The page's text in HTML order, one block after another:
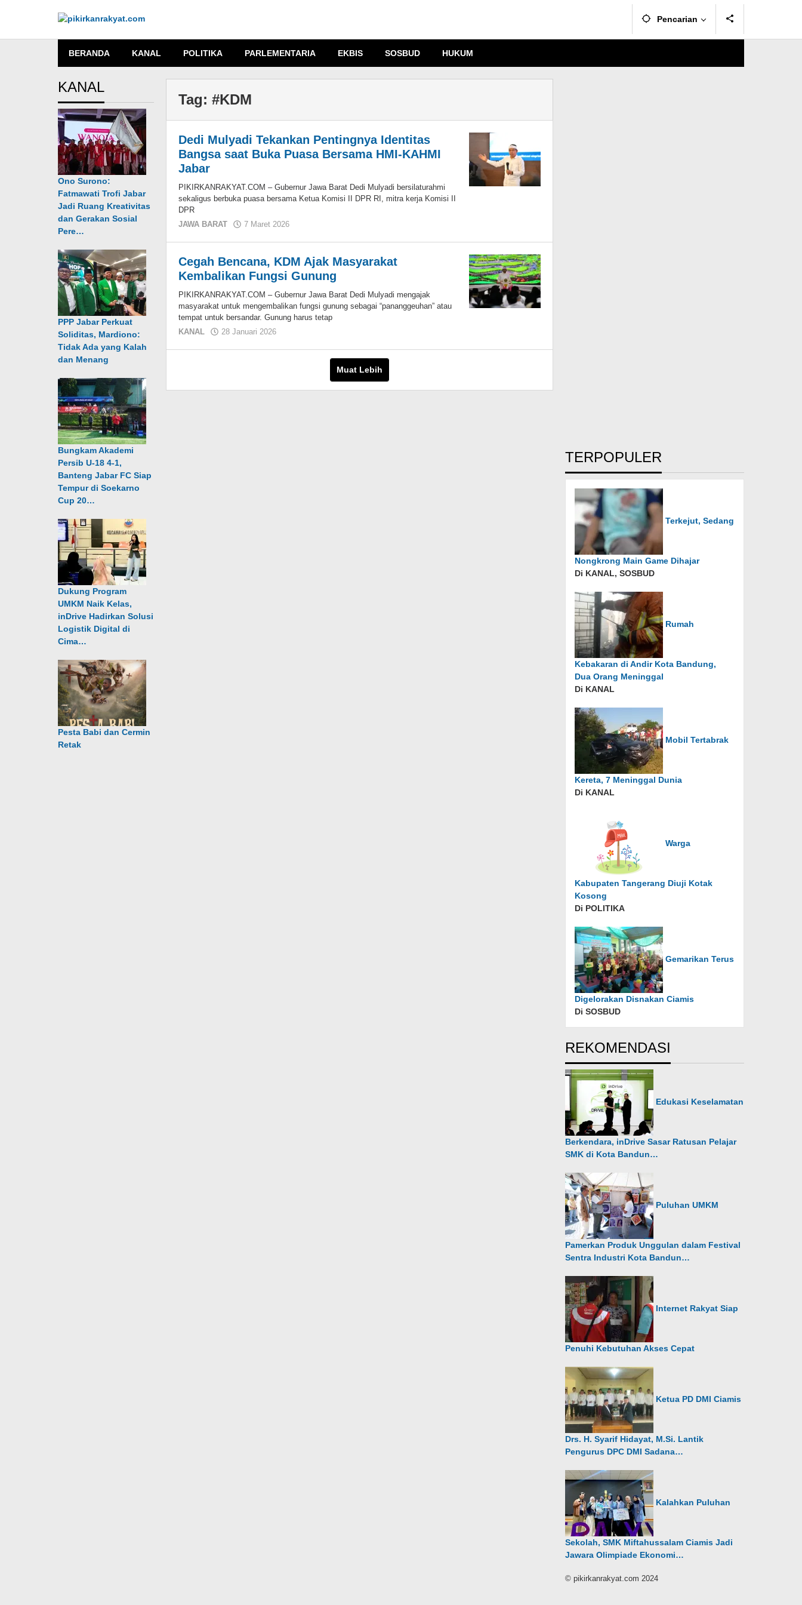
Pencarian
BERANDA KANAL POLITIKA PARLEMENTARIA EKBIS SOSBUD HUKUM
KANAL
Ono Surono:
Fatmawati Trofi Jabar
Jadi Ruang Kreativitas
dan Gerakan Sosial
Pere…
PPP Jabar Perkuat
Soliditas, Mardiono:
Tidak Ada yang Kalah
dan Menang
Bungkam Akademi
Persib U-18 4-1,
Banteng Jabar FC Siap
Tempur di Soekarno
Cup 20…
Dukung Program
UMKM Naik Kelas,
inDrive Hadirkan Solusi
Logistik Digital di
Cima…
Pesta Babi dan Cermin
Retak
Tag:#KDM
Dedi Mulyadi Tekankan Pentingnya Identitas
Bangsa saat Buka Puasa Bersama HMI-KAHMI
Jabar
PIKIRKANRAKYAT.COM – Gubernur Jawa Barat Dedi Mulyadi bersilaturahmi
sekaligus berbuka puasa bersama Ketua Komisi II DPR RI, mitra kerja Komisi II
DPR
JAWA BARAT
7 Maret 2026
Cegah Bencana, KDM Ajak Masyarakat
Kembalikan Fungsi Gunung
PIKIRKANRAKYAT.COM – Gubernur Jawa Barat Dedi Mulyadi mengajak
masyarakat untuk mengembalikan fungsi gunung sebagai “pananggeuhan” atau
tempat untuk bersandar. Gunung harus tetap
KANAL
28 Januari 2026
Muat Lebih
TERPOPULER
Terkejut, Sedang
Nongkrong Main Game Dihajar
Di KANAL, SOSBUD
Rumah
Kebakaran di Andir Kota Bandung,
Dua Orang Meninggal
Di KANAL
Mobil Tertabrak
Kereta, 7 Meninggal Dunia
Di KANAL
Warga
Kabupaten Tangerang Diuji Kotak
Kosong
Di POLITIKA
Gemarikan Terus
Digelorakan Disnakan Ciamis
Di SOSBUD
REKOMENDASI
Edukasi Keselamatan
Berkendara, inDrive Sasar Ratusan Pelajar
SMK di Kota Bandun…
Puluhan UMKM
Pamerkan Produk Unggulan dalam Festival
Sentra Industri Kota Bandun…
Internet Rakyat Siap
Penuhi Kebutuhan Akses Cepat
Ketua PD DMI Ciamis
Drs. H. Syarif Hidayat, M.Si. Lantik
Pengurus DPC DMI Sadana…
Kalahkan Puluhan
Sekolah, SMK Miftahussalam Ciamis Jadi
Jawara Olimpiade Ekonomi…
© pikirkanrakyat.com 2024